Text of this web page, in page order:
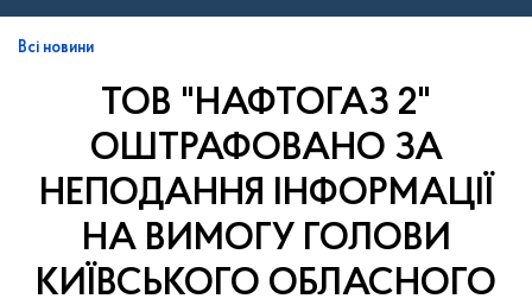
вВсі новини
ТОВ "НАФТОГАЗ 2"
ОШТРАФОВАНО ЗА
НЕПОДАННЯ ІНФОРМАЦІЇ
НА ВИМОГУ ГОЛОВИ
КИЇВСЬКОГО ОБЛАСНОГО